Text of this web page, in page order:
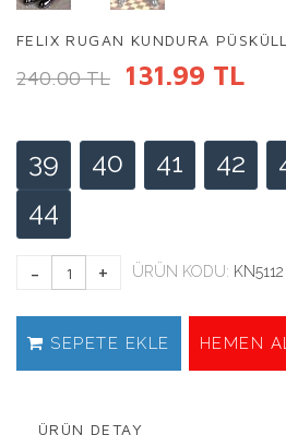
FELIX RUGAN KUNDURA
240.00 TL 131.99 TL
39 40 41 42
44
ÜRÜN KODU: KN5112
SEPETE EKLE HEMEN
ÜRÜN DETAY